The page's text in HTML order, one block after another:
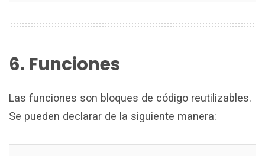
6. Funciones
Las funciones son bloques de código reutilizables.
Se pueden declarar de la siguiente manera: